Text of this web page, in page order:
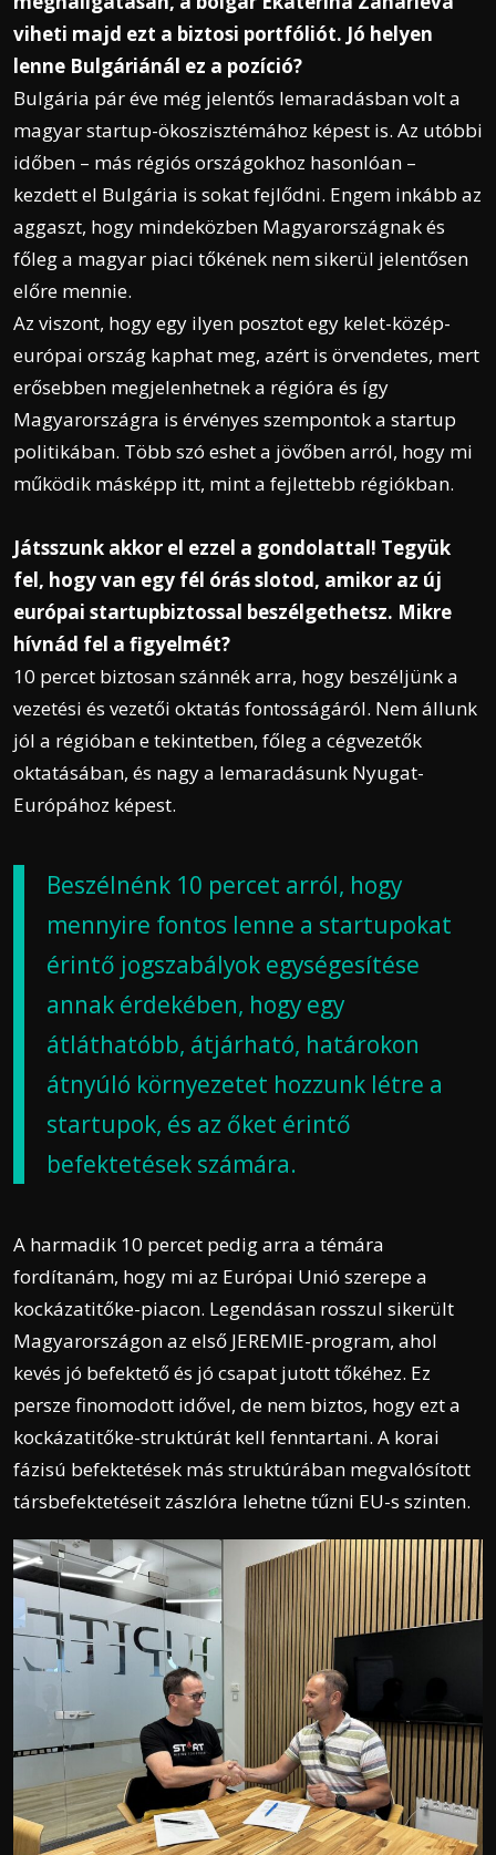
viheti majd ezt a biztosi portfóliót. Jó helyen
lenne Bulgáriánál ez a pozíció?
Bulgária pár éve még jelentős lemaradásban volt a
magyar startup-ökoszisztémához képest is. Az utóbbi
időben – más régiós országokhoz hasonlóan –
kezdett el Bulgária is sokat fejlődni. Engem inkább az
aggaszt, hogy mindeközben Magyarországnak és
főleg a magyar piaci tőkének nem sikerül jelentősen
előre mennie.
Az viszont, hogy egy ilyen posztot egy kelet-közép-
európai ország kaphat meg, azért is örvendetes, mert
erősebben megjelenhetnek a régióra és így
Magyarországra is érvényes szempontok a startup
politikában. Több szó eshet a jövőben arról, hogy mi
működik másképp itt, mint a fejlettebb régiókban.
Játsszunk akkor el ezzel a gondolattal! Tegyük
fel, hogy van egy fél órás slotod, amikor az új
európai startupbiztossal beszélgethetsz. Mikre
hívnád fel a figyelmét?
10 percet biztosan szánnék arra, hogy beszéljünk a
vezetési és vezetői oktatás fontosságáról. Nem állunk
jól a régióban e tekintetben, főleg a cégvezetők
oktatásában, és nagy a lemaradásunk Nyugat-
Európához képest.
Beszélnénk 10 percet arról, hogy
mennyire fontos lenne a startupokat
érintő jogszabályok egységesítése
annak érdekében, hogy egy
átláthatóbb, átjárható, határokon
átnyúló környezetet hozzunk létre a
startupok, és az őket érintő
befektetések számára.
A harmadik 10 percet pedig arra a témára
fordítanám, hogy mi az Európai Unió szerepe a
kockázatitőke-piacon. Legendásan rosszul sikerült
Magyarországon az első JEREMIE-program, ahol
kevés jó befektető és jó csapat jutott tőkéhez. Ez
persze finomodott idővel, de nem biztos, hogy ezt a
kockázatitőke-struktúrát kell fenntartani. A korai
fázisú befektetések más struktúrában megvalósított
társbefektetéseit zászlóra lehetne tűzni EU-s szinten.